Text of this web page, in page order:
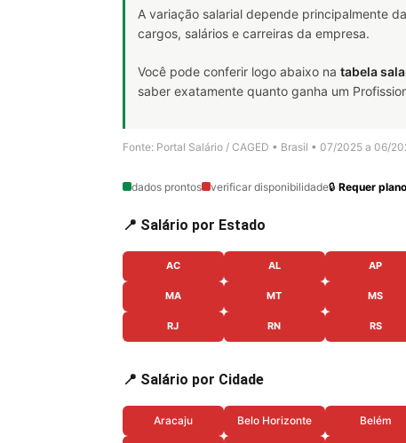
A variação salarial depende principalmente
cargos, salários e carreiras da empresa.
Você pode conferir logo abaixo na tabela
saber exatamente quanto ganha um
Fonte: Portal Salário / CAGED • Brasil • 07/2025 a 06/
dados prontos verificar disponibilidade🔒 Requer
📍 Salário por Estado
AC AL AP
MA MT MS
RJ RN RS
📍 Salário por Cidade
Aracaju Belo Horizonte Belém